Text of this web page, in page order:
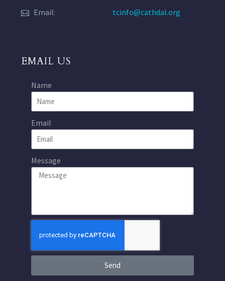
Email:
tcinfo@cathdal.org
EMAIL US
Name
Email
Message
Send